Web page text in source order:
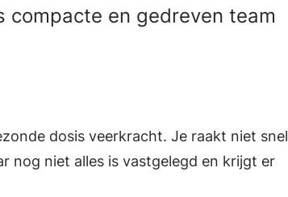
en gedreven team
dosis veerkracht. Je raakt niet snel
nog niet alles is vastgelegd en krijgt er